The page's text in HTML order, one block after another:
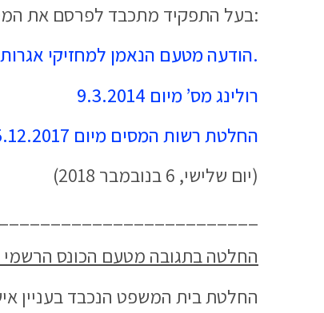
:בעל התפקיד מתכבד לפרסם את
.הודעה מטעם הנאמן למחזיקי
רולינג מס’ מיום 9.3.2014
החלטת רשות המסים מיום 25.12.2017
(יום שלישי, 6 בנובמבר 2018)
החלטה בתגובה מטעם הכונס הרשמי
החלטת בית המשפט הנכבד בעניין אישור חלוקת